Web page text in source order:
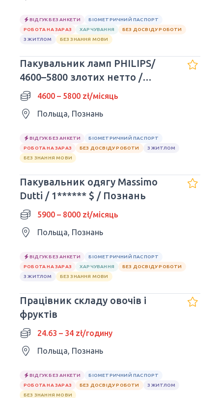
ВІДГУК БЕЗ АНКЕТИ
БІОМЕТРИЧНИЙ ПАСПОРТ
РОБОТА НА ЗАРАЗ
ХАРЧУВАННЯ
БЕЗ ДОСВІДУ РОБОТИ
З ЖИТЛОМ
БЕЗ ЗНАННЯ МОВИ
Пакувальник ламп PHILIPS/
4600–5800 злотих нетто /
Познань
4600 – 5800 zł/місяць
Польща, Познань
ВІДГУК БЕЗ АНКЕТИ
БІОМЕТРИЧНИЙ ПАСПОРТ
РОБОТА НА ЗАРАЗ
БЕЗ ДОСВІДУ РОБОТИ
З ЖИТЛОМ
БЕЗ ЗНАННЯ МОВИ
Пакувальник одягу Massimo
Dutti / 1****** $ / Познань
5900 – 8000 zł/місяць
Польща, Познань
ВІДГУК БЕЗ АНКЕТИ
БІОМЕТРИЧНИЙ ПАСПОРТ
РОБОТА НА ЗАРАЗ
ХАРЧУВАННЯ
БЕЗ ДОСВІДУ РОБОТИ
З ЖИТЛОМ
БЕЗ ЗНАННЯ МОВИ
Працівник складу овочів і
фруктів
24.63 – 34 zł/годину
Польща, Познань
ВІДГУК БЕЗ АНКЕТИ
БІОМЕТРИЧНИЙ ПАСПОРТ
РОБОТА НА ЗАРАЗ
БЕЗ ДОСВІДУ РОБОТИ
З ЖИТЛОМ
БЕЗ ЗНАННЯ МОВИ